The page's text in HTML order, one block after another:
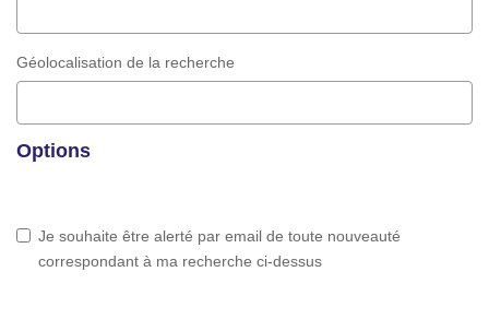
Géolocalisation de la recherche
Options
Je souhaite être alerté par email de toute nouveauté
correspondant à ma recherche ci-dessus